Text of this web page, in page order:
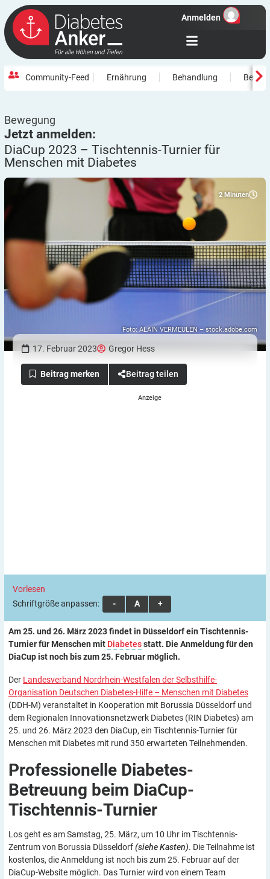
Anmelden
Community-Feed Ernährung Behandlung
Bewegung
Jetzt anmelden:
DiaCup 2023 – Tischtennis-Turnier für
Menschen mit Diabetes
2 Minuten
Foto: ALAIN VERMEULEN – stock.adobe.com
17. Februar 2023 Gregor Hess
Beitrag teilen
Vorlesen
Schriftgröße anpassen:
A A A
Am 25. und 26. März 2023 findet in Düsseldorf ein Tischtennis-
Turnier für Menschen mit Diabetesstatt. Die Anmeldung für den
DiaCup ist noch bis zum 25. Februar möglich.
Der Landesverband Nordrhein-Westfalen der Selbsthilfe-
Organisation Deutschen Diabetes-Hilfe – Menschen mit Diabetes
(DDH-M) veranstaltet in Kooperation mit Borussia Düsseldorf und
dem Regionalen Innovationsnetzwerk Diabetes (RIN Diabetes) am
25. und 26. März 2023 den DiaCup, ein Tischtennis-Turnier für
Menschen mit Diabetes mit rund 350 erwarteten Teilnehmenden.
Professionelle Diabetes-
Betreuung beim DiaCup-
Tischtennis-Turnier
Los geht es am Samstag, 25. März, um 10 Uhr im Tischtennis-
Zentrum von Borussia Düsseldorf(siehe Kasten). Die Teilnahme ist
kostenlos, die Anmeldung ist noch bis zum 25. Februar auf der
DiaCup-Website möglich. Das Turnier wird von einem Team